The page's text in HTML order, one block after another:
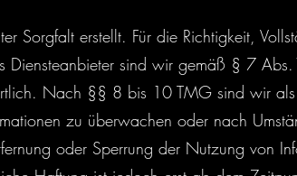
Sorgfalt erstellt. Für die Richtigkeit,
sind wir gemäß § 7
Nach §§ 8 bis 10 TMG sind wir als
zu überwachen oder nach
oder Sperrung der Nutzung von